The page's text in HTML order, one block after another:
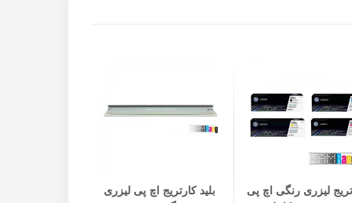
افزودن به سبد خرید
لیزری رنگی اچ پی
افزودن به سبد خرید
بلید کارتریج اچ پی لیزری